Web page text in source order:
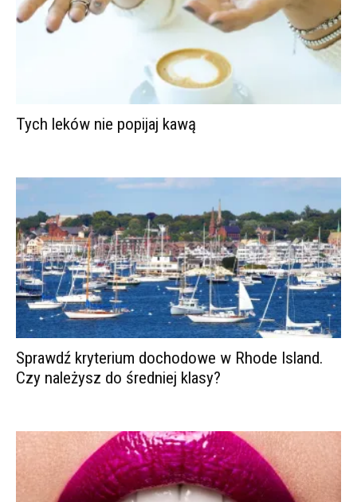
Tych leków nie popijaj kawą
Sprawdź kryterium dochodowe w Rhode Island.
Czy należysz do średniej klasy?